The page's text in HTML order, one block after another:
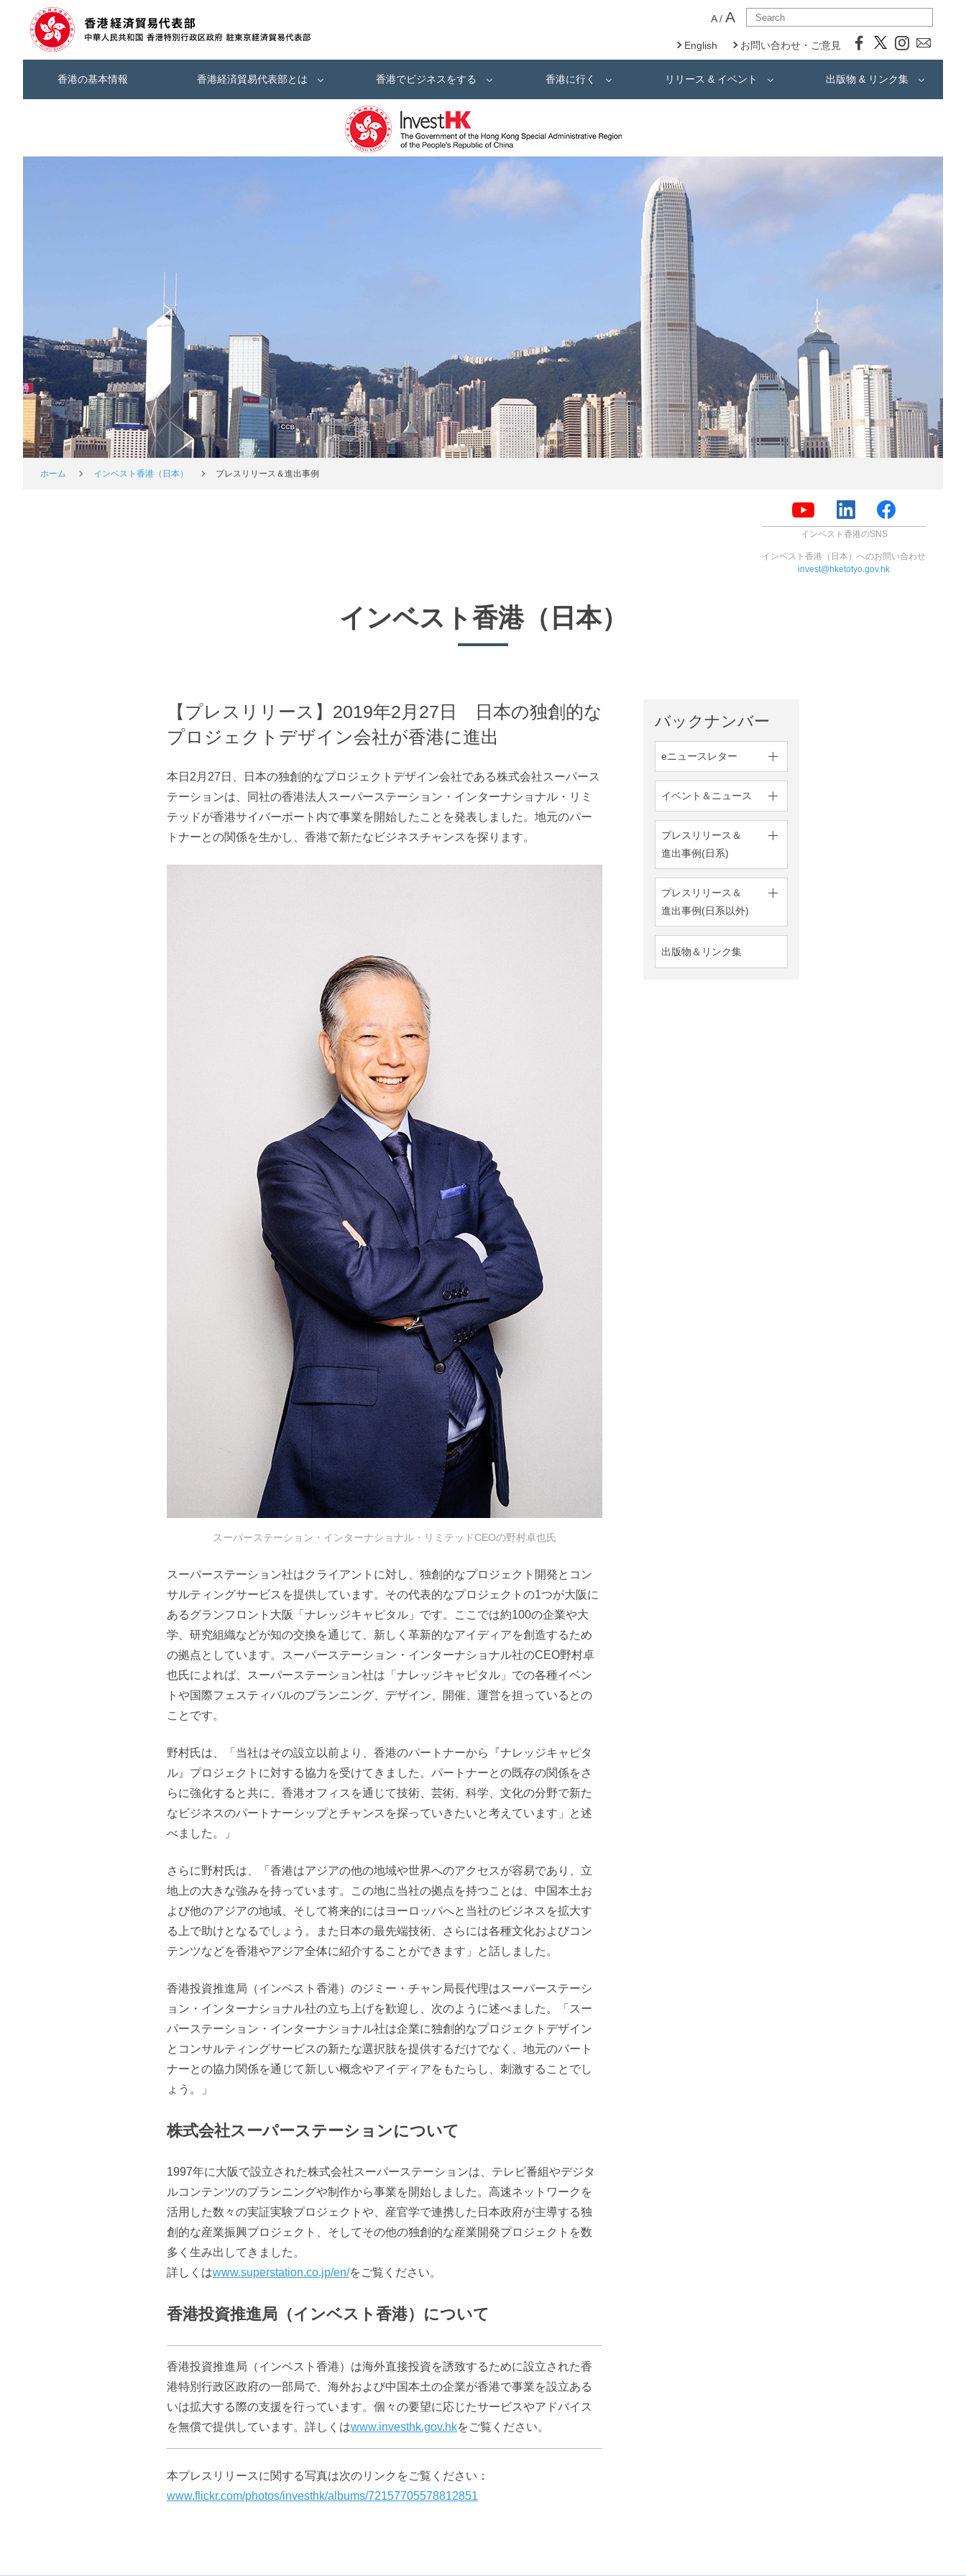
A/ A
English お問い合わせ・ご意見
香港の基本情報 香港経済貿易代表部とは 香港でビジネスをする 香港に行く リリース & イベント 出版物 & リンク集
ホーム インベスト香港（日本） プレスリリース＆進出事例
インベスト香港のSNS
インベスト香港（日本）へのお問い合わせ
invest@hketotyo.gov.hk
インベスト香港（日本）
バックナンバー
eニュースレター
イベント＆ニュース
プレスリリース＆
進出事例(日系)
プレスリリース＆
進出事例(日系以外)
出版物＆リンク集
【プレスリリース】2019年2月27日 日本の独創的な
プロジェクトデザイン会社が香港に進出
本日2月27日、日本の独創的なプロジェクトデザイン会社である株式会社スーパース
テーションは、同社の香港法人スーパーステーション・インターナショナル・リミ
テッドが香港サイバーポート内で事業を開始したことを発表しました。地元のパー
トナーとの関係を生かし、香港で新たなビジネスチャンスを探ります。
スーパーステーション・インターナショナル・リミテッドCEOの野村卓也氏
スーパーステーション社はクライアントに対し、独創的なプロジェクト開発とコン
サルティングサービスを提供しています。その代表的なプロジェクトの1つが大阪に
あるグランフロント大阪「ナレッジキャピタル」です。ここでは約100の企業や大
学、研究組織などが知の交換を通じて、新しく革新的なアイディアを創造するため
の拠点としています。スーパーステーション・インターナショナル社のCEO野村卓
也氏によれば、スーパーステーション社は「ナレッジキャピタル」での各種イベン
トや国際フェスティバルのプランニング、デザイン、開催、運営を担っているとの
ことです。
野村氏は、「当社はその設立以前より、香港のパートナーから『ナレッジキャピタ
ル』プロジェクトに対する協力を受けてきました。パートナーとの既存の関係をさ
らに強化すると共に、香港オフィスを通じて技術、芸術、科学、文化の分野で新た
なビジネスのパートナーシップとチャンスを探っていきたいと考えています」と述
べました。」
さらに野村氏は、「香港はアジアの他の地域や世界へのアクセスが容易であり、立
地上の大きな強みを持っています。この地に当社の拠点を持つことは、中国本土お
よび他のアジアの地域、そして将来的にはヨーロッパへと当社のビジネスを拡大す
る上で助けとなるでしょう。また日本の最先端技術、さらには各種文化およびコン
テンツなどを香港やアジア全体に紹介することができます」と話しました。
香港投資推進局（インベスト香港）のジミー・チャン局長代理はスーパーステーシ
ョン・インターナショナル社の立ち上げを歓迎し、次のように述べました。「スー
パーステーション・インターナショナル社は企業に独創的なプロジェクトデザイン
とコンサルティングサービスの新たな選択肢を提供するだけでなく、地元のパート
ナーとの協力関係を通じて新しい概念やアイディアをもたらし、刺激することでし
ょう。」
株式会社スーパーステーションについて
1997年に大阪で設立された株式会社スーパーステーションは、テレビ番組やデジタ
ルコンテンツのプランニングや制作から事業を開始しました。高速ネットワークを
活用した数々の実証実験プロジェクトや、産官学で連携した日本政府が主導する独
創的な産業振興プロジェクト、そしてその他の独創的な産業開発プロジェクトを数
多く生み出してきました。
詳しくはwww.superstation.co.jp/en/をご覧ください。
香港投資推進局（インベスト香港）について
香港投資推進局（インベスト香港）は海外直接投資を誘致するために設立された香
港特別行政区政府の一部局で、海外および中国本土の企業が香港で事業を設立ある
いは拡大する際の支援を行っています。個々の要望に応じたサービスやアドバイス
を無償で提供しています。詳しくはwww.investhk.gov.hkをご覧ください。
本プレスリリースに関する写真は次のリンクをご覧ください：
www.flickr.com/photos/investhk/albums/72157705578812851